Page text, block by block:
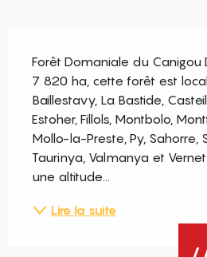
Forêt Domaniale du Canigou
7 820 ha, cette forêt est
Baillestavy, La Bastide,
Estoher, Fillols, Montbolo,
Mollo-la-Preste, Py, Sahorre,
Taurinya, Valmanya et
une altitude...
Lire la suite